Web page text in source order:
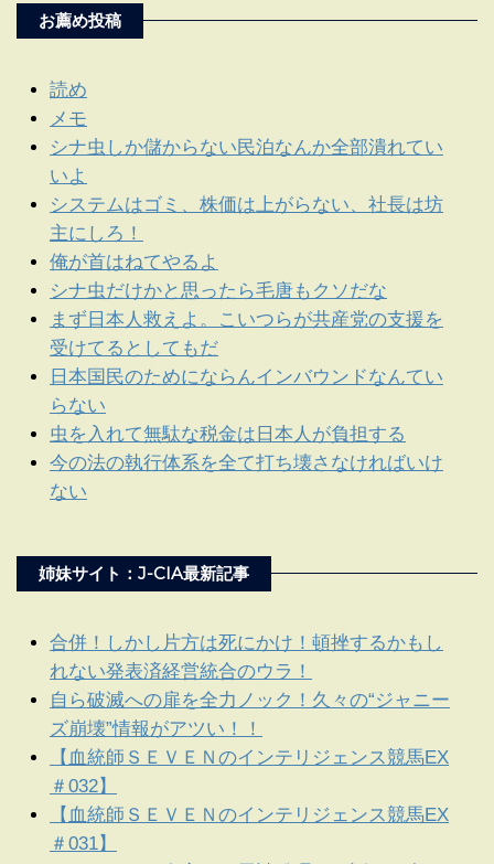
お薦め投稿
読め
メモ
シナ虫しか儲からない民泊なんか全部潰れてい
いよ
システムはゴミ、株価は上がらない、社長は坊
主にしろ！
俺が首はねてやるよ
シナ虫だけかと思ったら毛唐もクソだな
まず日本人救えよ。こいつらが共産党の支援を
受けてるとしてもだ
日本国民のためにならんインバウンドなんてい
らない
虫を入れて無駄な税金は日本人が負担する
今の法の執行体系を全て打ち壊さなければいけ
ない
姉妹サイト：J-CIA最新記事
合併！しかし片方は死にかけ！頓挫するかもし
れない発表済経営統合のウラ！
自ら破滅への扉を全力ノック！久々の“ジャニー
ズ崩壊”情報がアツい！！
【血統師ＳＥＶＥＮのインテリジェンス競馬EX
＃032】
【血統師ＳＥＶＥＮのインテリジェンス競馬EX
＃031】